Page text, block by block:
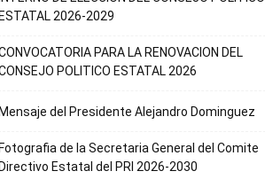
ESTATAL 2026-2029
PARA LA RENOVACION DEL
POLITICO ESTATAL 2026
Mensaje del Presidente Alejandro Dominguez
Fotografia de la Secretaria General del Comite
Directivo Estatal del PRI 2026-2030